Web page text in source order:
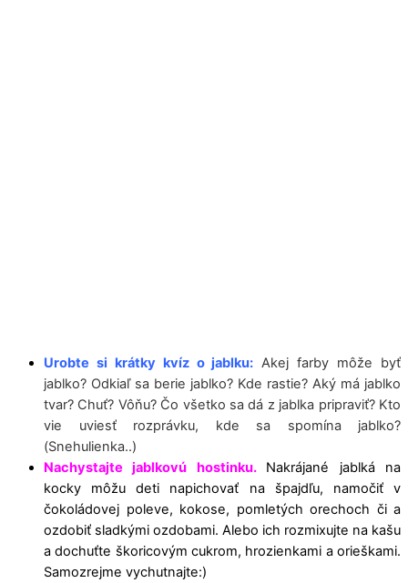
Urobte si krátky kvíz o jablku: Akej farby môže byť
jablko? Odkiaľ sa berie jablko? Kde rastie? Aký má jablko
tvar? Chuť? Vôňu? Čo všetko sa dá z jablka pripraviť? Kto
vie uviesť rozprávku, kde sa spomína jablko?
(Snehulienka..)
Nachystajte jablkovú hostinku.
Nakrájané jablká na
kocky môžu deti napichovať na špajdľu, namočiť v
čokoládovej poleve, kokose, pomletých orechoch či a
ozdobiť sladkými ozdobami. Alebo ich rozmixujte na kašu
a dochuťte škoricovým cukrom, hrozienkami a orieškami.
Samozrejme vychutnajte:)